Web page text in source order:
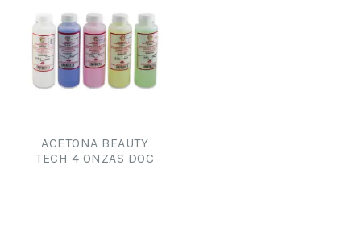
ACETONA BEAUTY
TECH 4 ONZAS DOC